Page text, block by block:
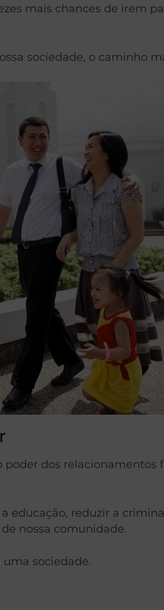
mais chances de irem
sociedade, o caminho
dos
reduzir a
nossa comunidade.
sociedade.